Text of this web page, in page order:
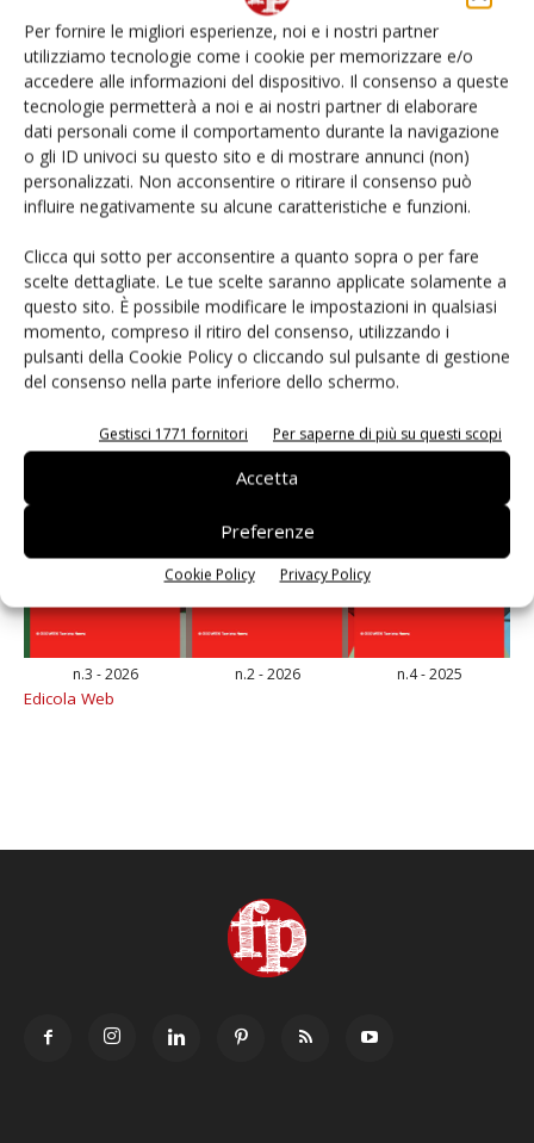
Per fornire le migliori esperienze, noi e i nostri partner
utilizziamo tecnologie come i cookie per memorizzare e/o
accedere alle informazioni del dispositivo. Il consenso a queste
tecnologie permetterà a noi e ai nostri partner di elaborare
dati personali come il comportamento durante la navigazione
o gli ID univoci su questo sito e di mostrare annunci (non)
personalizzati. Non acconsentire o ritirare il consenso può
influire negativamente su alcune caratteristiche e funzioni.
Clicca qui sotto per acconsentire a quanto sopra o per fare
scelte dettagliate. Le tue scelte saranno applicate solamente a
questo sito. È possibile modificare le impostazioni in qualsiasi
momento, compreso il ritiro del consenso, utilizzando i
pulsanti della Cookie Policy o cliccando sul pulsante di gestione
del consenso nella parte inferiore dello schermo.
Gestisci 1771 fornitori Per saperne di più su questi scopi
Accetta
Preferenze
Cookie Policy Privacy Policy
Andamento prezzi ortofrutta in Italia al 27 luglio
2026
Leonardo Odorizzi: “Dobbiamo creare stupore nel
punto di vendita” #vocidellortofrutta
E-magazine
n.3 - 2026 n.2 - 2026 n.4 - 2025
Edicola Web